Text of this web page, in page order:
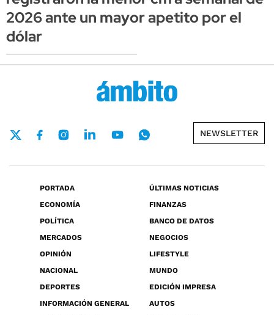
2026 ante un mayor apetito por el
dólar
NEWSLETTER
PORTADA
ÚLTIMAS NOTICIAS
ECONOMÍA
FINANZAS
POLÍTICA
BANCO DE DATOS
MERCADOS
NEGOCIOS
OPINIÓN
LIFESTYLE
NACIONAL
MUNDO
DEPORTES
EDICIÓN IMPRESA
INFORMACIÓN GENERAL
AUTOS